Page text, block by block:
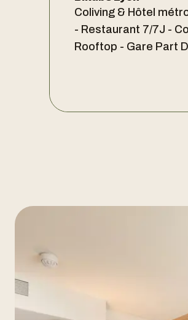
Coliving & Hôtel
- Restaurant 7/7J -
Rooftop - Gare Part